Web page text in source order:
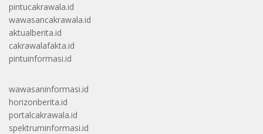
pintucakrawala.id
wawasancakrawala.id
aktualberita.id
cakrawalafakta.id
pintuinformasi.id
wawasaninformasi.id
horizonberita.id
portalcakrawala.id
spektruminformasi.id